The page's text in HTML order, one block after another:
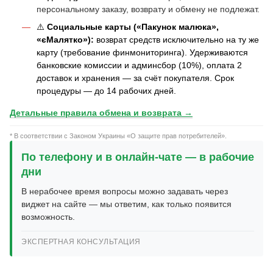
персональному заказу, возврату и обмену не подлежат.
⚠️ Социальные карты («Пакунок малюка»,
«єМалятко»): возврат средств исключительно на ту же
карту (требование финмониторинга). Удерживаются
банковские комиссии и админсбор (10%), оплата 2
доставок и хранения — за счёт покупателя. Срок
процедуры — до 14 рабочих дней.
Детальные правила обмена и возврата →
* В соответствии с Законом Украины «О защите прав потребителей».
По телефону и в онлайн-чате — в рабочие
дни
В нерабочее время вопросы можно задавать через
виджет на сайте — мы ответим, как только появится
возможность.
ЭКСПЕРТНАЯ КОНСУЛЬТАЦИЯ